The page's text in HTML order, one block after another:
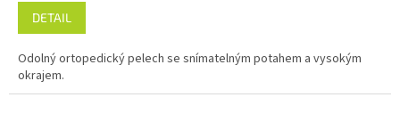
DETAIL
Odolný ortopedický pelech se snímatelným potahem a vysokým
okrajem.